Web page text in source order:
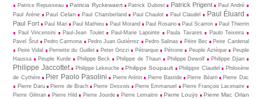
Patrice Repusseau Patricia Ryckewaert Patrick Dubost Patrick Prigent
Paul André
Paul Arène
Paul Celan Paul Chamberland Paul Chaulot Paul Claudel Paul Éluard
Paul Fort Paul Mari Paul Mathieu Paul Morand Paul Rosario Paul Scarron
Paul Thierrin
Paul Vincensini
Paul-Jean Toulet Paul-Marie Lapointe Paula Tavares
Paulo Teixeira
Pavel Šrut
Pedro Carmona Pedro Juan Gutiérrez Pedro Salinas Pèire Bec
Peire Cardenal
Peire Vidal
Pernette du Guillet Peter Grizzi Pétrarque Pétrone Peuple Aztèque
Peuple
Haussa
Peuple Kurde Philippe Beck Philippe de Thaun Philippe Dewolf Philippe Djian
Philippe Jaccottet Philippe Lekeuche Philippe Soupault Philippre Claudel
Philoxène
de Cythère
Pier Paolo Pasolini Pierre Arétin Pierre Bastide Pierre Béarn
Pierre Dac
Pierre Daru
Pierre de Brach Pierre Desvois Pierre Emmanuel
Pierre François Lacenaire
Pierre Gilman
Pierre Hild Pierre Jourde Pierre Lemaitre Pierre Louÿs Pierre Mac Orlan